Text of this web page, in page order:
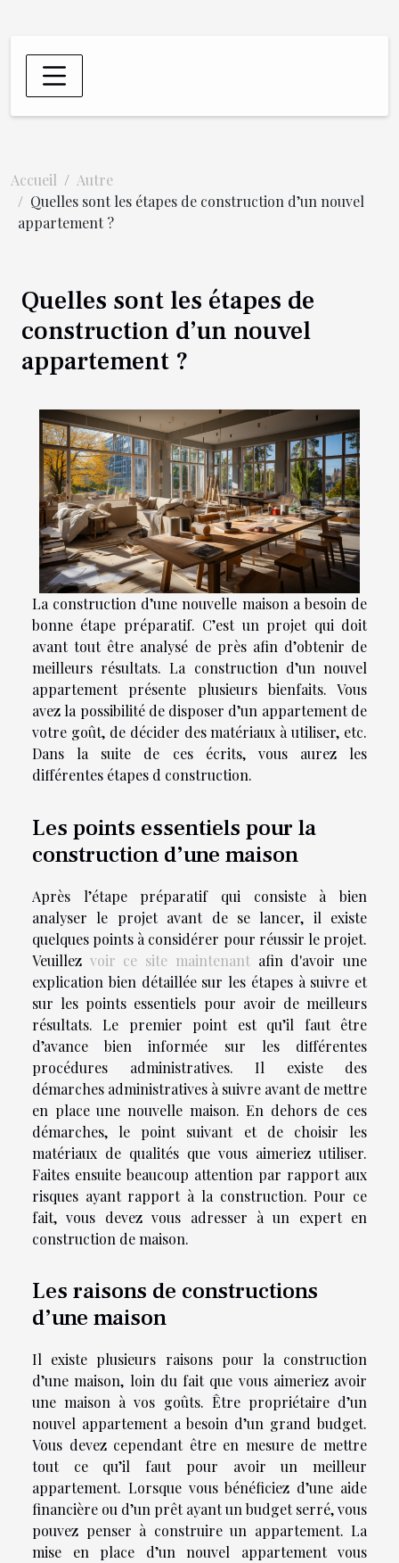
Accueil
Autre
Quelles sont les étapes de construction d’un nouvel
appartement ?
Quelles sont les étapes de
construction d’un nouvel
appartement ?
La construction d’une nouvelle maison a besoin de
bonne étape préparatif. C’est un projet qui doit
avant tout être analysé de près afin d’obtenir de
meilleurs résultats. La construction d’un nouvel
appartement présente plusieurs bienfaits. Vous
avez la possibilité de disposer d’un appartement de
votre goût, de décider des matériaux à utiliser, etc.
Dans la suite de ces écrits, vous aurez les
différentes étapes d construction.
Les points essentiels pour la
construction d’une maison
Après l’étape préparatif qui consiste à bien
analyser le projet avant de se lancer, il existe
quelques points à considérer pour réussir le projet.
Veuillez voir ce site maintenant afin d'avoir une
explication bien détaillée sur les étapes à suivre et
sur les points essentiels pour avoir de meilleurs
résultats. Le premier point est qu’il faut être
d’avance bien informée sur les différentes
procédures administratives. Il existe des
démarches administratives à suivre avant de mettre
en place une nouvelle maison. En dehors de ces
démarches, le point suivant et de choisir les
matériaux de qualités que vous aimeriez utiliser.
Faites ensuite beaucoup attention par rapport aux
risques ayant rapport à la construction. Pour ce
fait, vous devez vous adresser à un expert en
construction de maison.
Les raisons de constructions
d’une maison
Il existe plusieurs raisons pour la construction
d’une maison, loin du fait que vous aimeriez avoir
une maison à vos goûts. Être propriétaire d’un
nouvel appartement a besoin d’un grand budget.
Vous devez cependant être en mesure de mettre
tout ce qu’il faut pour avoir un meilleur
appartement. Lorsque vous bénéficiez d’une aide
financière ou d’un prêt ayant un budget serré, vous
pouvez penser à construire un appartement. La
mise en place d’un nouvel appartement vous